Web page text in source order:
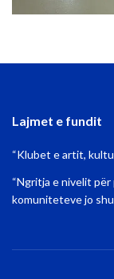
Lajmet e fundit
“Klubet e artit,
“Ngritja e nivelit
komuniteteve jo